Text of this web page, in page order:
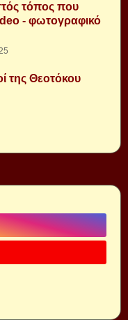
τόπος που
- φωτογραφικό
της Θεοτόκου